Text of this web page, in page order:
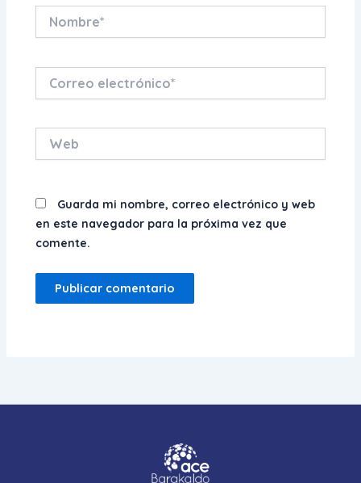
electrónico*
Guarda mi nombre, correo electrónico y web
en este navegador para la próxima vez que
comente.